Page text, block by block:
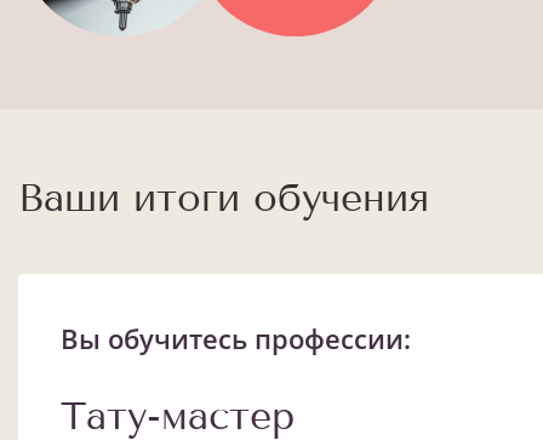
Ваши итоги обучения
Вы обучитесь профессии:
Тату-мастер